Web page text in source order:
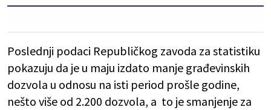
Poslednji podaci Republičkog zavoda za statistiku
pokazuju da je u maju izdato manje građevinskih
dozvola u odnosu na isti period prošle godine,
nešto više od 2.200 dozvola, a to je smanjenje za